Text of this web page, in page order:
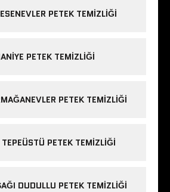
PETEK TEMIZLIĞI
PETEK TEMIZLIĞI
PETEK TEMIZLIĞI
PETEK TEMIZLIĞI
DUDULLU PETEK TEMIZLIĞI